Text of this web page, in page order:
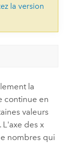
la version
la
continue en
valeurs
des x
nombres qui